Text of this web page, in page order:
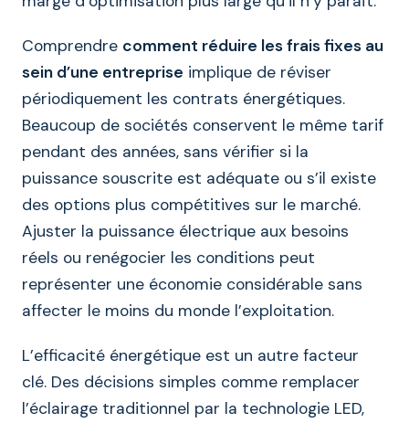
Comprendre comment réduire les frais fixes au
sein d’une entreprise implique de réviser
périodiquement les contrats énergétiques.
Beaucoup de sociétés conservent le même tarif
pendant des années, sans vérifier si la
puissance souscrite est adéquate ou s’il existe
des options plus compétitives sur le marché.
Ajuster la puissance électrique aux besoins
réels ou renégocier les conditions peut
représenter une économie considérable sans
affecter le moins du monde l’exploitation.
L’efficacité énergétique est un autre facteur
clé. Des décisions simples comme remplacer
l’éclairage traditionnel par la technologie LED,